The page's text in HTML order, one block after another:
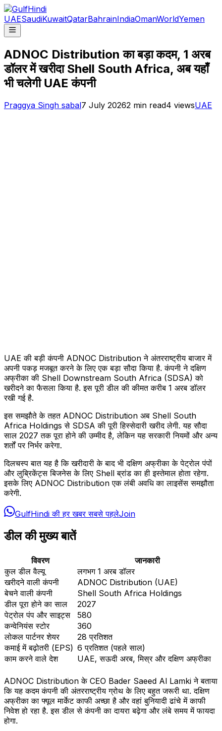
UAESaudiKuwaitQatarBahrainIndiaOmanWorldYemen
ADNOC Distribution का बड़ा कदम, 1 अरब
डॉलर में खरीदा Shell South Africa, अब यहाँ
भी चलेगी UAE कंपनी
Praggya Singh sabal7 July 20262 min read4 viewsUAE
UAE की बड़ी कंपनी ADNOC Distribution ने अंतरराष्ट्रीय बाजार में
अपनी पकड़ मजबूत करने के लिए एक बड़ा सौदा किया है. कंपनी ने दक्षिण
अफ्रीका की Shell Downstream South Africa (SDSA) को
खरीदने का फैसला किया है. इस पूरी डील की कीमत करीब 1 अरब डॉलर
रखी गई है.
इस समझौते के तहत ADNOC Distribution अब Shell South
Africa Holdings से SDSA की पूरी हिस्सेदारी खरीद लेगी. यह सौदा
साल 2027 तक पूरा होने की उम्मीद है, लेकिन यह सरकारी नियमों और अन्य
शर्तों पर निर्भर करेगा.
दिलचस्प बात यह है कि खरीदारी के बाद भी दक्षिण अफ्रीका के पेट्रोल पंपों
और लुब्रिकेंट्स बिजनेस के लिए Shell ब्रांड का ही इस्तेमाल होता रहेगा.
इसके लिए ADNOC Distribution एक लंबी अवधि का लाइसेंस समझौता
करेगी.
GulfHindi की हर खबर सबसे पहलेJoin
डील की मुख्य बातें
विवरण
जानकारी
कुल डील वैल्यू
लगभग 1 अरब डॉलर
खरीदने वाली कंपनी
ADNOC Distribution (UAE)
बेचने वाली कंपनी
Shell South Africa Holdings
डील पूरा होने का साल
2027
पेट्रोल पंप और साइट्स
580
कन्वेनियंस स्टोर
360
लोकल पार्टनर शेयर
28 प्रतिशत
कमाई में बढ़ोतरी (EPS) 6 प्रतिशत (पहले साल)
काम करने वाले देश
UAE, सऊदी अरब, मिस्र और दक्षिण अफ्रीका
ADNOC Distribution के CEO Bader Saeed Al Lamki ने बताया
कि यह कदम कंपनी की अंतरराष्ट्रीय ग्रोथ के लिए बहुत जरूरी था. दक्षिण
अफ्रीका का फ्यूल मार्केट काफी अच्छा है और वहां बुनियादी ढांचे में काफी
निवेश हो रहा है. इस डील से कंपनी का दायरा बढ़ेगा और लंबे समय में फायदा
होगा.